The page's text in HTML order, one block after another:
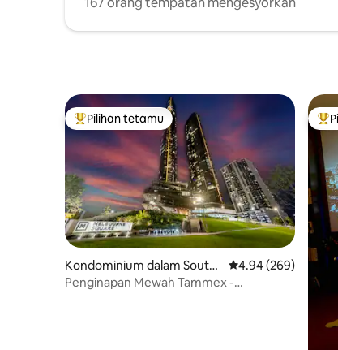
Pilihan utama tetamu
Pilihan tetamu
Kondominium dalam South
bank
Penarafan purata
4.94 (269)
Penginapan Mewah Tammex -